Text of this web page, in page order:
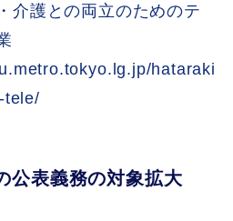
介護との両立のためのテ
hataraki
tele/
公表義務の対象拡大